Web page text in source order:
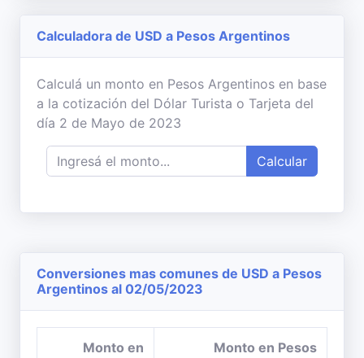
Calculadora de USD a Pesos Argentinos
Calculá un monto en Pesos Argentinos en base
a la cotización del Dólar Turista o Tarjeta del
día 2 de Mayo de 2023
Calcular
Conversiones mas comunes de USD a Pesos
Argentinos al 02/05/2023
Monto en
Monto en Pesos